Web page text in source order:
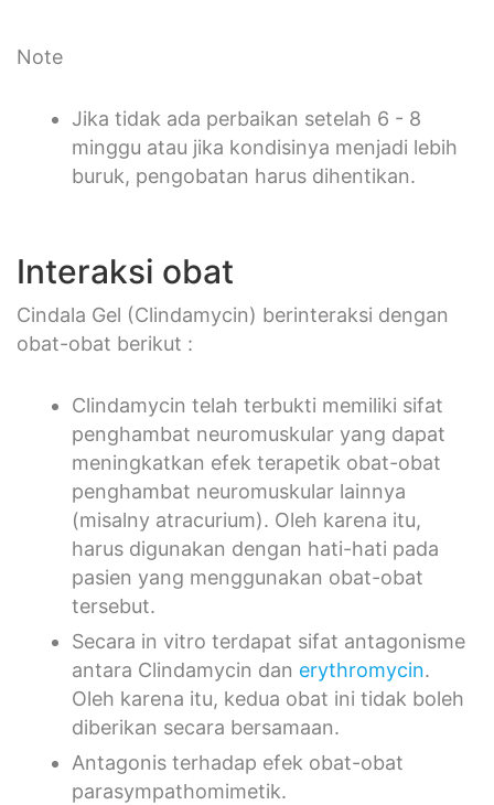
Note
Jika tidak ada perbaikan setelah 6 - 8
minggu atau jika kondisinya menjadi lebih
buruk, pengobatan harus dihentikan.
Interaksi obat
Cindala Gel (Clindamycin) berinteraksi dengan
obat-obat berikut :
Clindamycin telah terbukti memiliki sifat
penghambat neuromuskular yang dapat
meningkatkan efek terapetik obat-obat
penghambat neuromuskular lainnya
(misalny atracurium). Oleh karena itu,
harus digunakan dengan hati-hati pada
pasien yang menggunakan obat-obat
tersebut.
Secara in vitro terdapat sifat antagonisme
antara Clindamycin dan erythromycin.
Oleh karena itu, kedua obat ini tidak boleh
diberikan secara bersamaan.
Antagonis terhadap efek obat-obat
parasympathomimetik.